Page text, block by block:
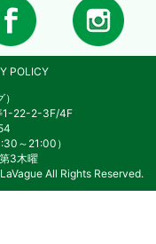
POLICY
1-22-2-3F/4F
～21:00）
3木曜
All Rights Reserved.